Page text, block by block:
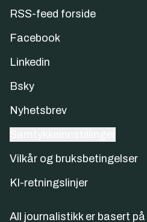
RSS-feed forside
Facebook
Linkedin
Bsky
Nyhetsbrev
Vilkår og bruksbetingelser
KI-retningslinjer
All journalistikk er basert på